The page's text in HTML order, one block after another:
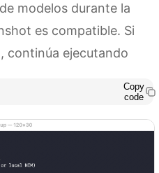
modelos durante la
es compatible. Si
continúa ejecutando
Copy
code